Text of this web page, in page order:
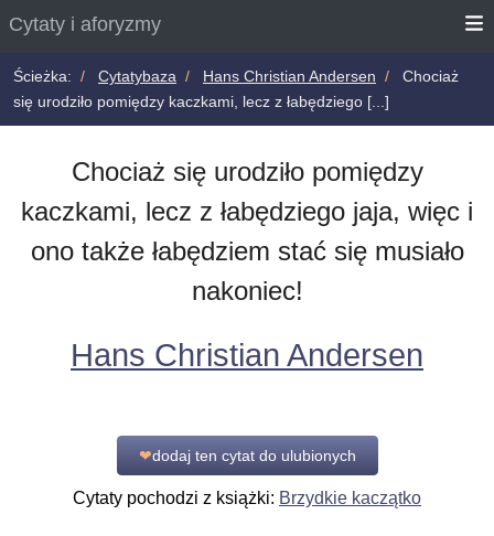
Cytaty i aforyzmy
Ścieżka: Cytatybaza Hans Christian Andersen
Chociaż
się urodziło pomiędzy kaczkami, lecz z łabędziego [...]
Chociaż się urodziło pomiędzy
kaczkami, lecz z łabędziego jaja, więc i
ono także łabędziem stać się musiało
nakoniec!
Hans Christian Andersen
❤dodaj ten cytat do ulubionych
Cytaty pochodzi z książki: Brzydkie kaczątko